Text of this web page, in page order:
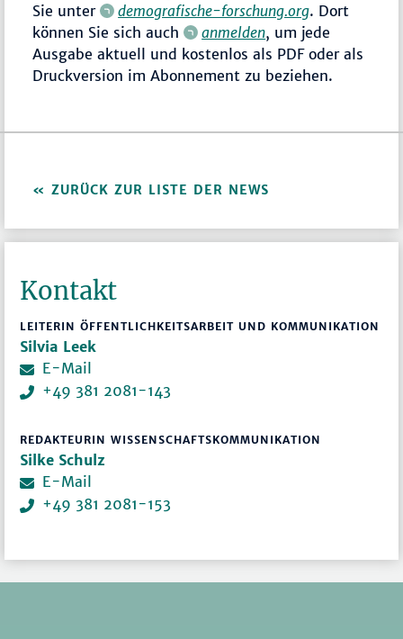
Sie unter
demografische-forschung.org. Dort
können Sie sich auch
anmelden, um jede
Ausgabe aktuell und kostenlos als PDF oder als
Druckversion im Abonnement zu beziehen.
ZURÜCK ZUR LISTE DER NEWS
Kontakt
LEITERIN ÖFFENTLICHKEITSARBEIT UND KOMMUNIKATION
Silvia Leek
E-Mail
+49 381 2081-143
REDAKTEURIN WISSENSCHAFTSKOMMUNIKATION
Silke Schulz
E-Mail
+49 381 2081-153